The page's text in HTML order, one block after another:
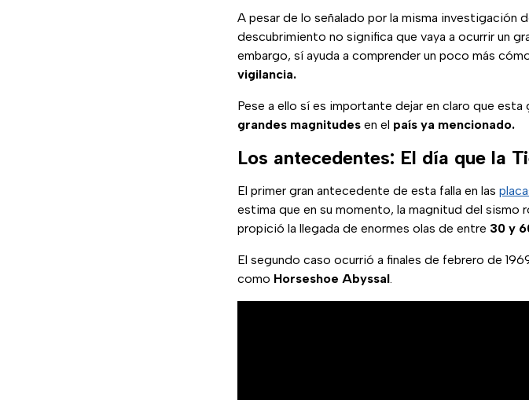
A pesar de lo señalado por la misma investigación
descubrimiento no significa que vaya a ocurrir un
embargo, sí ayuda a comprender un poco más
vigilancia.
Pese a ello sí es importante dejar en claro que
grandes magnitudes en el país ya mencionado.
Los antecedentes: El día que la
El primer gran antecedente de esta falla en las
estima que en su momento, la magnitud del sismo
propició la llegada de enormes olas de entre 30 y
El segundo caso ocurrió a finales de febrero de
como Horseshoe Abyssal.